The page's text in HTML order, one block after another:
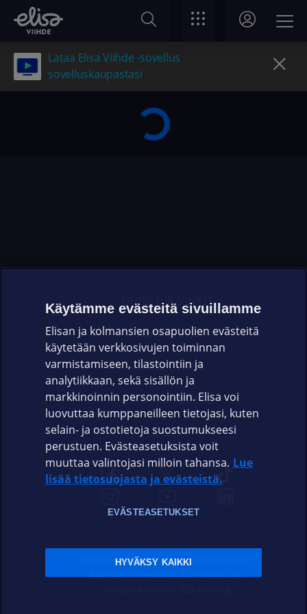
Lataa Elisa Viihde -sovellus
sovelluskaupastasi
OHJEET JA VINKIT
OMAYHTEISÖ
VIANSELVITYS
ASIAKASPALVELU
ELISA.FI
Sopimusehdot Tietosuoja Evästeasetukset
Sääntelyviranomaiset Saavutettavuus
Käytämme evästeitä sivuillamme
Elisan ja kolmansien osapuolien evästeitä
käytetään verkkosivujen toiminnan
varmistamiseen, tilastointiin ja
analytiikkaan, sekä sisällön ja
markkinoinnin personointiin. Elisa voi
luovuttaa kumppaneilleen tietojasi, kuten
selain- ja ostotietoja suostumukseesi
perustuen. Evästeasetuksista voit
muuttaa valintojasi milloin tahansa. Lue
lisää tietosuojasta ja evästeistä.
EVÄSTEASETUKSET
HYVÄKSY KAIKKI